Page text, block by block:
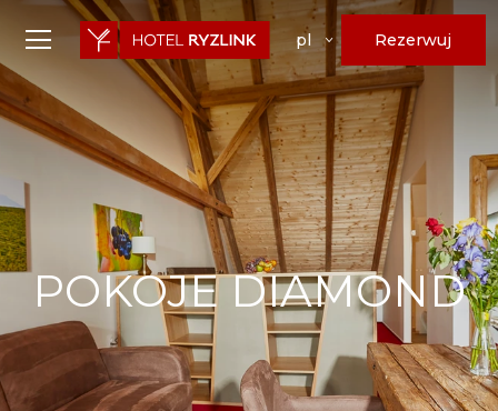
pl Rezerwuj
POKOJE DIAMOND